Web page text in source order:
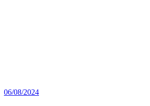
06/08/2024